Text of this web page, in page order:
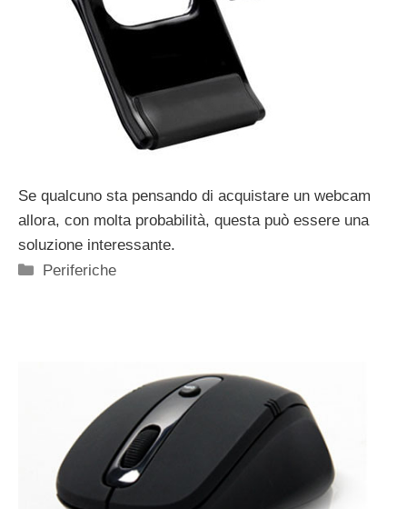
Se qualcuno sta pensando di acquistare un webcam
allora, con molta probabilità, questa può essere una
soluzione interessante.
Categorie
Periferiche